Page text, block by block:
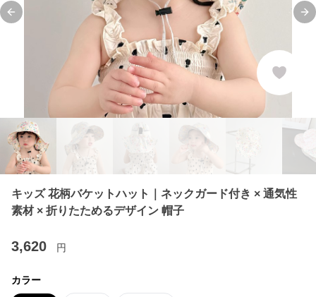
Previous slide
キッズ 花柄バケットハット｜ネックガード付き × 通気性
素材 × 折りたためるデザイン 帽子
3,620 円
カラー